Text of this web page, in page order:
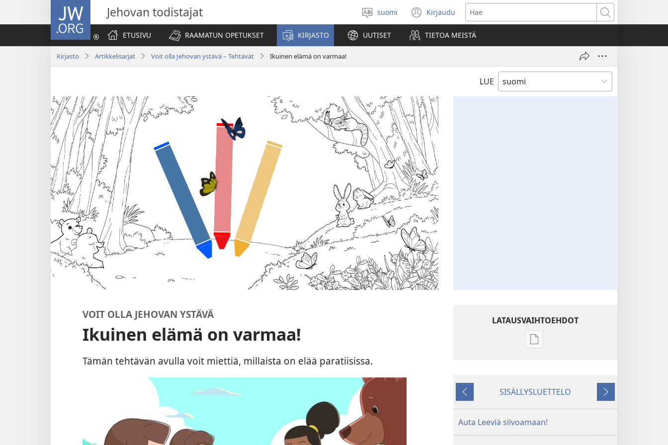
JW.ORG Jehovan todistajat
Valitse
kieli
suomi Kirjaudu
(avaa
uuden
ikkunan)
Hae
ETUSIVU
RAAMATUN OPETUKSET KIRJASTO UUTISET TIETOA MEISTÄ
Kirjasto Artikkelisarjat Voit olla Jehovan ystävä – Tehtävät Ikuinen elämä on varmaa!
LUE
VOIT OLLA JEHOVAN YSTÄVÄ
Ikuinen elämä on varmaa!
Tämän tehtävän avulla voit miettiä, millaista on elää paratiisissa.
LATAUSVAIHTOEHDOT
Julkaisujen
Jehovan
Tehtävät
Edellinen
SISÄLLYSLUETTELO
Seuraava
Auta Leeviä siivoamaan!